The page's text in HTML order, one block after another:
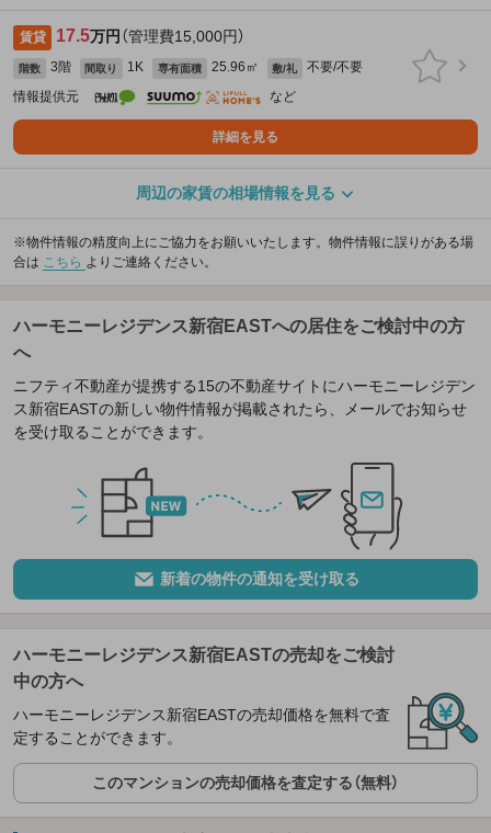
賃貸 17.5万円 （管理費15,000円）
階数 3階 間取り 1K 専有面積 25.96㎡ 敷/礼
不要/不要
情報提供元
など
詳細を見る
周辺の家賃の相場情報を見る
※物件情報の精度向上にご協力をお願いいたします。物件情報に誤りがある場
合は こちら よりご連絡ください。
ハーモニーレジデンス新宿EASTへの居住をご検討中の方
へ
ニフティ不動産が提携する15の不動産サイトにハーモニーレジデン
ス新宿EASTの新しい物件情報が掲載されたら、メールでお知らせ
を受け取ることができます。
新着の物件の通知を受け取る
ハーモニーレジデンス新宿EASTの売却をご検討
中の方へ
ハーモニーレジデンス新宿EASTの売却価格を無料で査
定することができます。
このマンションの売却価格を査定する（無料）